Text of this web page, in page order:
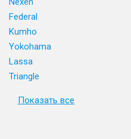
Federal
Kumho
Yokohama
Lassa
Triangle
Показать все